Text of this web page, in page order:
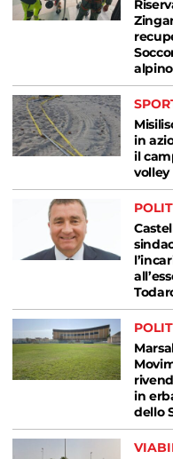
alpino
in
il
volley
in
dello